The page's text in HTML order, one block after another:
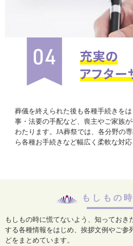
葬儀を終えられた後も各種手続きを
事・法要の手配など、喪主やご家族
わたります。JA葬祭では、各分野の
ら各種お手続きなど幅広く柔軟な対応
もしもの
もしもの時に慌てないよう、知っておき
する各種情報をはじめ、 挨拶文例やご参
どをまとめています。